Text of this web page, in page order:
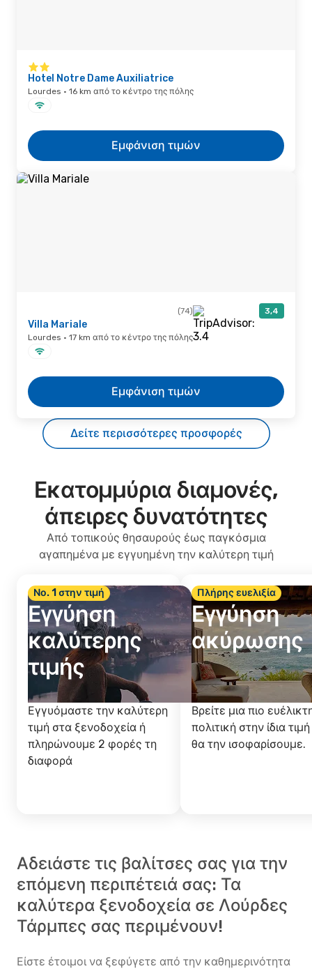
Hotel Notre Dame Auxiliatrice
Lourdes · 16 km από το κέντρο της πόλης
Εμφάνιση τιμών
(74) 3,4
Villa Mariale
Lourdes · 17 km από το κέντρο της πόλης
Εμφάνιση τιμών
Δείτε περισσότερες προσφορές
Εκατομμύρια διαμονές,
άπειρες δυνατότητες
Από τοπικούς θησαυρούς έως παγκόσμια
αγαπημένα με εγγυημένη την καλύτερη τιμή
Νο. 1 στην τιμή
Εγγύηση
καλύτερης
τιμής
Εγγυόμαστε την καλύτερη
τιμή στα ξενοδοχεία ή
πληρώνουμε 2 φορές τη
διαφορά
Πλήρης ευελιξία
Εγγύηση
ακύρωσης
Βρείτε μια πιο
πολιτική στην ίδια
θα την ισοφαρίσουμε.
Αδειάστε τις βαλίτσες σας για την
επόμενη περιπέτειά σας: Τα
καλύτερα ξενοδοχεία σε Λούρδες
Τάρμπες σας περιμένουν!
Είστε έτοιμοι να ξεφύγετε από την καθημερινότητα